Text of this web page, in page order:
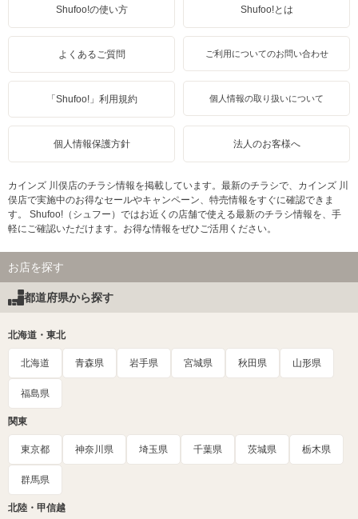
Shufoo!の使い方 Shufoo!とは
よくあるご質問 ご利用についてのお問い合わせ
「Shufoo!」利用規約 個人情報の取り扱いについて
個人情報保護方針 法人のお客様へ
カインズ 川俣店のチラシ情報を掲載しています。最新のチラシで、カインズ 川
俣店で実施中のお得なセールやキャンペーン、特売情報をすぐに確認できま
す。 Shufoo!（シュフー）ではお近くの店舗で使える最新のチラシ情報を、手
軽にご確認いただけます。お得な情報をぜひご活用ください。
お店を探す
都道府県から探す
北海道・東北
北海道 青森県 岩手県 宮城県 秋田県 山形県
福島県
関東
東京都 神奈川県 埼玉県 千葉県 茨城県 栃木県
群馬県
北陸・甲信越